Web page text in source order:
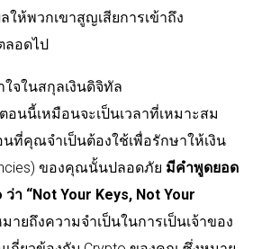
ห้พวกเขาสูญเสียการเข้าถึง
ลอดไป
จในสกุลเงินดิจิทัล
อนนี้เหมือนจะเป็นเวลาที่เหมาะสม
ที่คุณจำเป็นต้องใช้เพื่อรักษาให้เงิน
ของคุณนั้นปลอดภัย มีคำพูดยอด
ว่า “Not Your Keys, Not Your
ายถึงความจำเป็นในการเป็นเจ้าของ